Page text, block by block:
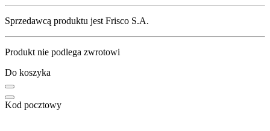
Sprzedawcą produktu jest Frisco S.A.
Produkt nie podlega zwrotowi
Do koszyka
Kod pocztowy